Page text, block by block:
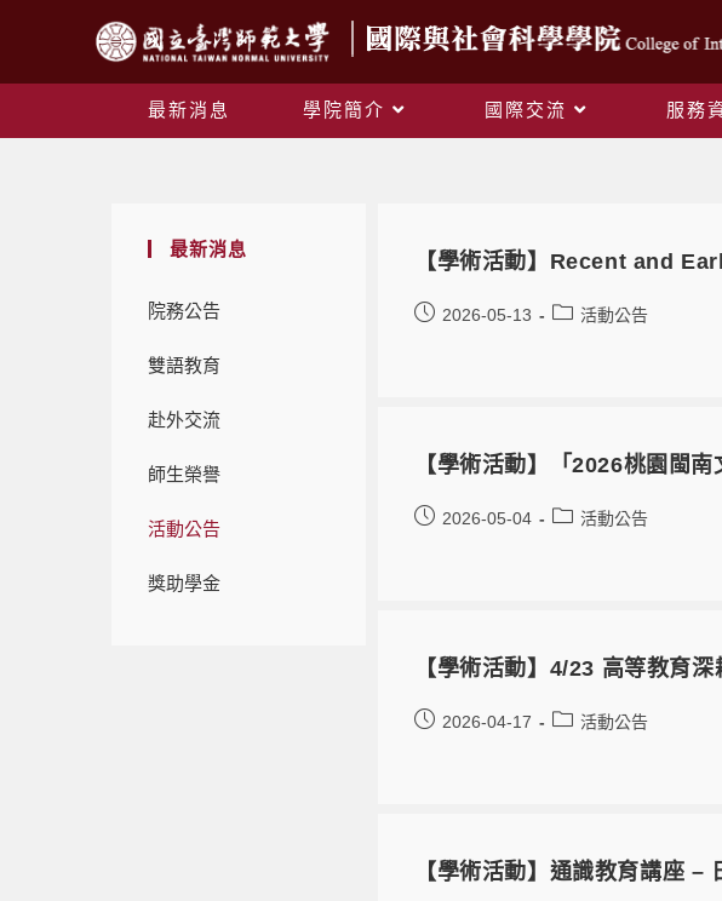
最新消息 學院簡介 國際交流 服務
最新消息
院務公告
雙語教育
赴外交流
師生榮譽
活動公告
獎助學金
【學術活動】Recent and
2026-05-13 活動公告
【學術活動】「2026桃園閩
2026-05-04 活動公告
【學術活動】4/23 高等教育
2026-04-17 活動公告
【學術活動】通識教育講座 –